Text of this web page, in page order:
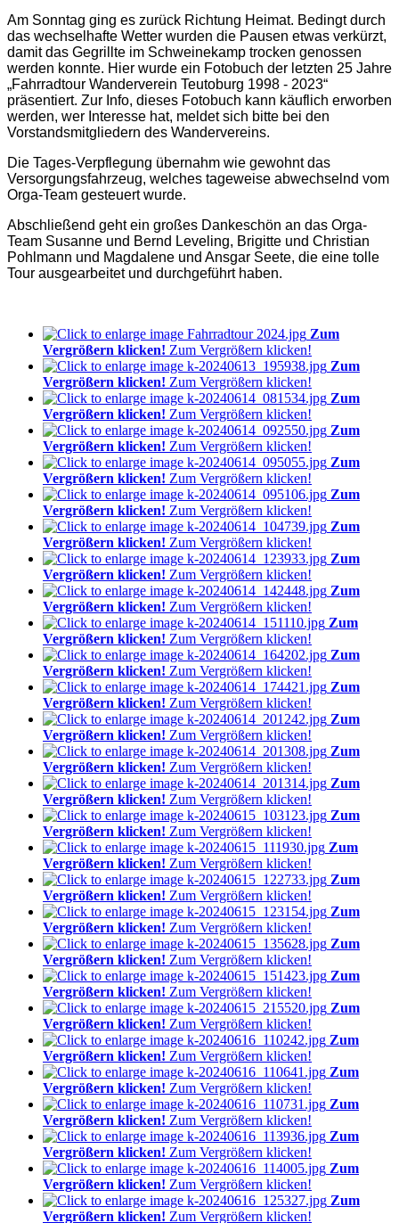
Am Sonntag ging es zurück Richtung Heimat. Bedingt durch
das wechselhafte Wetter wurden die Pausen etwas verkürzt,
damit das Gegrillte im Schweinekamp trocken genossen
werden konnte. Hier wurde ein Fotobuch der letzten 25 Jahre
„Fahrradtour Wanderverein Teutoburg 1998 - 2023“
präsentiert. Zur Info, dieses Fotobuch kann käuflich erworben
werden, wer Interesse hat, meldet sich bitte bei den
Vorstandsmitgliedern des Wandervereins.
Die Tages-Verpflegung übernahm wie gewohnt das
Versorgungsfahrzeug, welches tageweise abwechselnd vom
Orga-Team gesteuert wurde.
Abschließend geht ein großes Dankeschön an das Orga-
Team Susanne und Bernd Leveling, Brigitte und Christian
Pohlmann und Magdalene und Ansgar Seete, die eine tolle
Tour ausgearbeitet und durchgeführt haben.
Zum
Vergrößern klicken! Zum Vergrößern klicken!
Zum
Vergrößern klicken! Zum Vergrößern klicken!
Zum
Vergrößern klicken! Zum Vergrößern klicken!
Zum
Vergrößern klicken! Zum Vergrößern klicken!
Zum
Vergrößern klicken! Zum Vergrößern klicken!
Zum
Vergrößern klicken! Zum Vergrößern klicken!
Zum
Vergrößern klicken! Zum Vergrößern klicken!
Zum
Vergrößern klicken! Zum Vergrößern klicken!
Zum
Vergrößern klicken! Zum Vergrößern klicken!
Zum
Vergrößern klicken! Zum Vergrößern klicken!
Zum
Vergrößern klicken! Zum Vergrößern klicken!
Zum
Vergrößern klicken! Zum Vergrößern klicken!
Zum
Vergrößern klicken! Zum Vergrößern klicken!
Zum
Vergrößern klicken! Zum Vergrößern klicken!
Zum
Vergrößern klicken! Zum Vergrößern klicken!
Zum
Vergrößern klicken! Zum Vergrößern klicken!
Zum
Vergrößern klicken! Zum Vergrößern klicken!
Zum
Vergrößern klicken! Zum Vergrößern klicken!
Zum
Vergrößern klicken! Zum Vergrößern klicken!
Zum
Vergrößern klicken! Zum Vergrößern klicken!
Zum
Vergrößern klicken! Zum Vergrößern klicken!
Zum
Vergrößern klicken! Zum Vergrößern klicken!
Zum
Vergrößern klicken! Zum Vergrößern klicken!
Zum
Vergrößern klicken! Zum Vergrößern klicken!
Zum
Vergrößern klicken! Zum Vergrößern klicken!
Zum
Vergrößern klicken! Zum Vergrößern klicken!
Zum
Vergrößern klicken! Zum Vergrößern klicken!
Zum
Vergrößern klicken! Zum Vergrößern klicken!